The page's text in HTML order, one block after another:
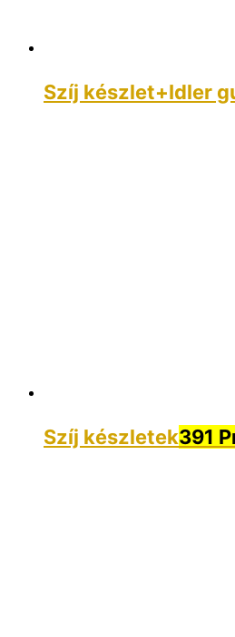
Szíj készlet+Idler
Szíj készletek391